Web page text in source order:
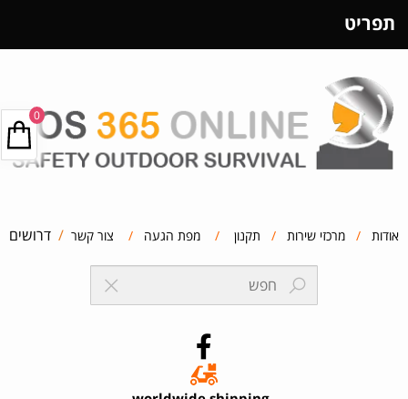
אודות / מרכזי שירות / תקנון / מפת הגעה / צור קשר / דרושים
תפריט
0